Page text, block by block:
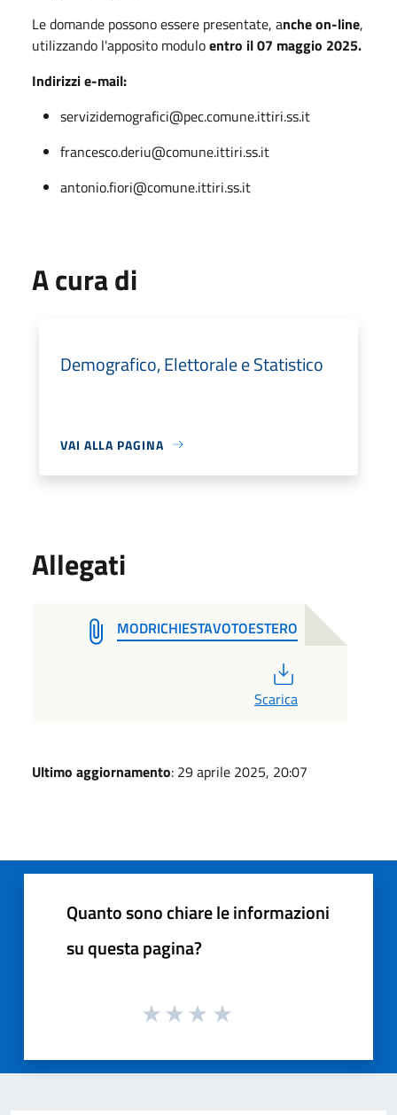
Le domande possono essere presentate, anche on-line,
utilizzando l'apposito moduloentro il 07 maggio 2025.
Indirizzi e-mail:
servizidemografici@pec.comune.ittiri.ss.it
francesco.deriu@comune.ittiri.ss.it
antonio.fiori@comune.ittiri.ss.it
A cura di
Demografico, Elettorale e Statistico
VAI ALLA PAGINA
Allegati
MODRICHIESTAVOTOESTERO
Scarica
Ultimo aggiornamento: 29 aprile 2025, 20:07
Quanto sono chiare le informazioni
su questa pagina?